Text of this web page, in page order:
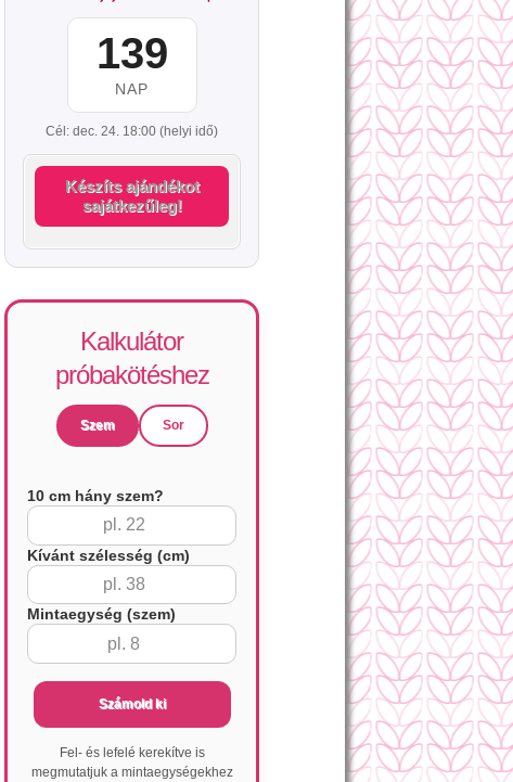
139
NAP
Cél: dec. 24. 18:00 (helyi idő)
Készíts ajándékot
sajátkezűleg!
Kalkulátor
próbakötéshez
Szem Sor
10 cm hány szem?
Kívánt szélesség (cm)
Mintaegység (szem)
Számold ki
Fel- és lefelé kerekítve is
megmutatjuk a mintaegységekhez